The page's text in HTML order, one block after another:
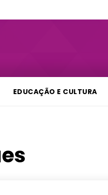
EDUCAÇÃO E CULTURA